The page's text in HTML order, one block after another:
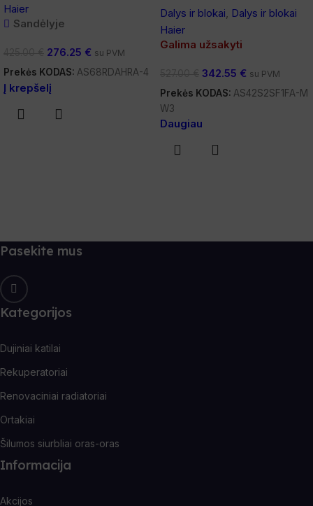
Haier
Sandėlyje
276.25 € su PVM
Prekės KODAS: AS68RDAHRA-4
Į krepšelį
Dalys ir blokai, Dalys ir blokai
Haier
Galima užsakyti
342.55 € su PVM
Prekės KODAS: AS42S2SF1FA-M
W3
Daugiau
Pasekite mus
Kategorijos
Dujiniai katilai
Rekuperatoriai
Renovaciniai radiatoriai
Ortakiai
Šilumos siurbliai oras-oras
Informacija
Akcijos